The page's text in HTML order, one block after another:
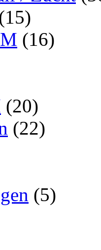
(16)
(20)
(22)
(5)